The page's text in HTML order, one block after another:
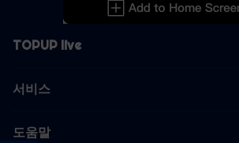
TOPUP live
서비스
도움말